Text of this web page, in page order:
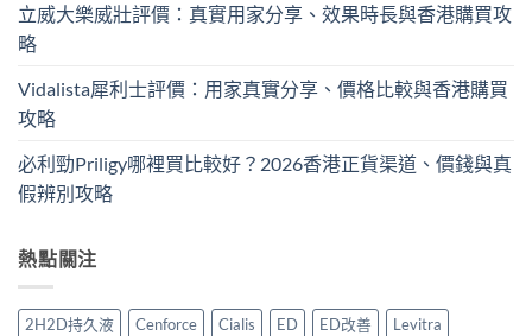
立威大樂威壯評價：真實用家分享、效果時長與香港購買攻
略
Vidalista犀利士評價：用家真實分享、價格比較與香港購買
攻略
必利勁Priligy哪裡買比較好？2026香港正貨渠道、價錢與真
假辨別攻略
熱點關注
2H2D持久液 Cenforce Cialis ED ED改善
Levitra